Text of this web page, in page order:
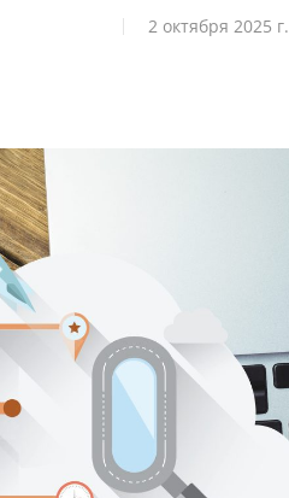
2 октября 2025 г.